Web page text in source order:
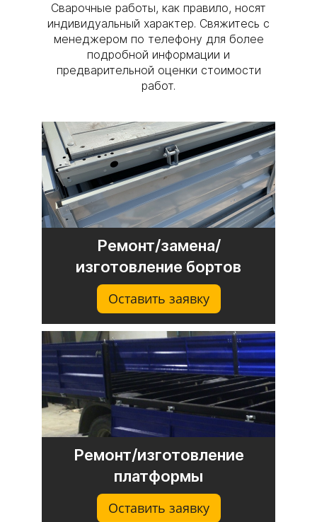
Сварочные работы, как правило, носят
индивидуальный характер. Свяжитесь с
менеджером по телефону для более
подробной информации и
предварительной оценки стоимости
работ.
Ремонт/замена/
изготовление бортов
Оставить заявку
Ремонт/изготовление
платформы
Оставить заявку